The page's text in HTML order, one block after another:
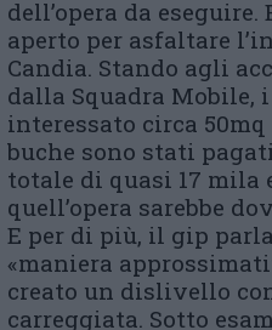
dell’opera da eseguire.
aperto per asfaltare
Candia. Stando agli
dalla Squadra Mobile,
interessato circa
buche sono stati
totale di quasi 17 mila
quell’opera sarebbe
E per di più, il gip
«maniera
creato un dislivello
carreggiata. Sotto